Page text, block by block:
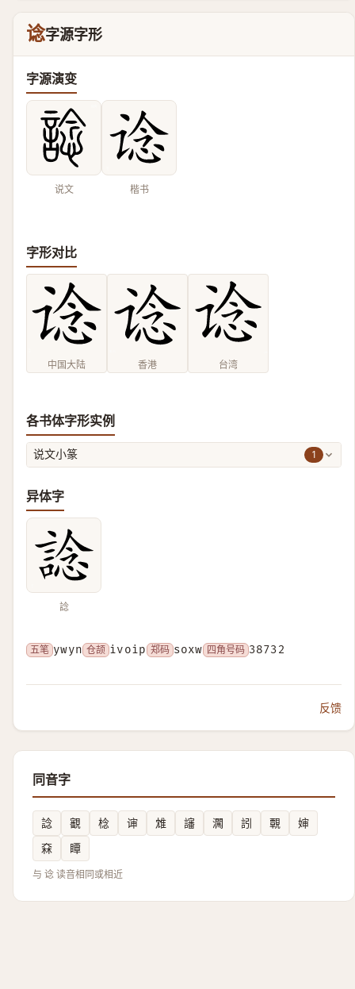
谂字源字形
字源演变
说文 楷书
字形对比
中国大陆 香港 台湾
各书体字形实例
说文小篆 1
异体字
諗
五笔 ywyn 仓颉 ivoip 郑码 soxw 四角号码 38732
反馈
同音字
諗 覾 棯 谉 䧵 讅 㶒 訠 䚓
婶
㚞
瞫
与 谂 读音相同或相近